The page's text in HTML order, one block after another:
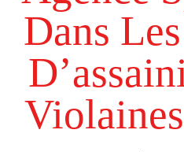
Dans